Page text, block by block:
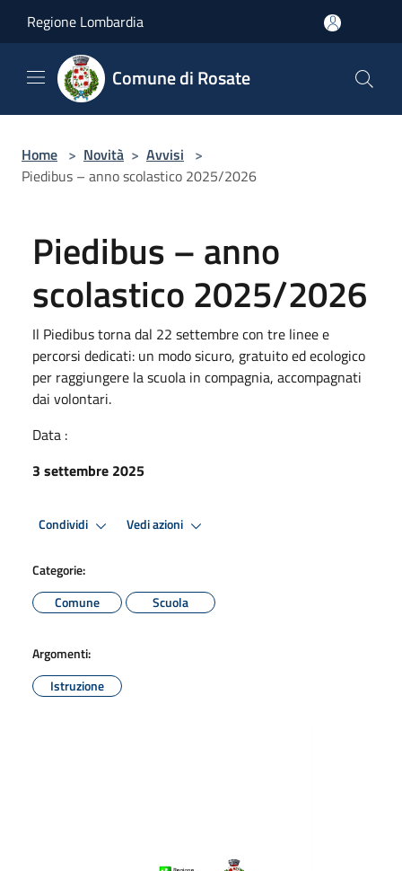
Regione Lombardia
Comune di Rosate
Home > Novità > Avvisi >
Piedibus – anno scolastico 2025/2026
Piedibus – anno
scolastico 2025/2026
Il Piedibus torna dal 22 settembre con tre linee e
percorsi dedicati: un modo sicuro, gratuito ed ecologico
per raggiungere la scuola in compagnia, accompagnati
dai volontari.
Data :
3 settembre 2025
Condividi Vedi azioni
Categorie:
Comune
Scuola
Argomenti:
Istruzione